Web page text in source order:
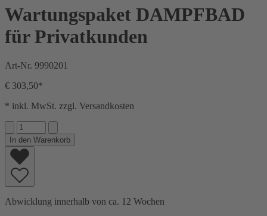
Wartungspaket DAMPFBAD
für Privatkunden
Art-Nr. 9990201
€ 303,50*
* inkl. MwSt. zzgl. Versandkosten
In den Warenkorb
Abwicklung innerhalb von ca. 12 Wochen